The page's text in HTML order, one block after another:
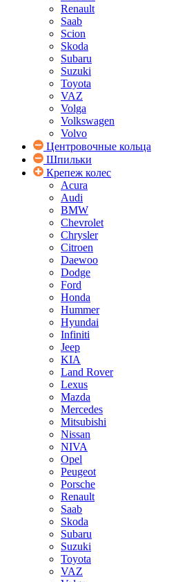
Renault
Saab
Scion
Skoda
Subaru
Suzuki
Toyota
VAZ
Volga
Volkswagen
Volvo
Центровочные кольца
Шпильки
Крепеж колес
Acura
Audi
BMW
Chevrolet
Chrysler
Citroen
Daewoo
Dodge
Ford
Honda
Hummer
Hyundai
Infiniti
Jeep
KIA
Land Rover
Lexus
Mazda
Mercedes
Mitsubishi
Nissan
NIVA
Opel
Peugeot
Porsche
Renault
Saab
Skoda
Subaru
Suzuki
Toyota
VAZ